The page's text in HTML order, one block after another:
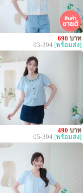
690 บาท
03-394 [พร้อมส่ง]
490 บาท
05-394 [พร้อมส่ง]